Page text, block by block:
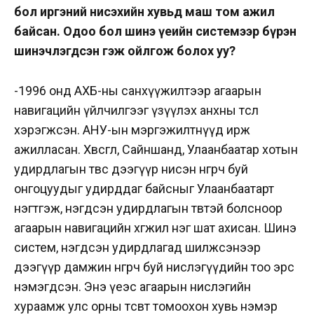
бол иргэний нисэхийн хувьд маш том ажил
байсан. Одоо бол шинэ үеийн системээр бүрэн
шинэчлэгдсэн гэж ойлгож болох уу?
-1996 онд АХБ-ны санхүүжилтээр агаарын
навигацийн үйлчилгээг үзүүлэх анхны төсөл
хэрэгжсэн. АНУ-ын мэргэжилтнүүд ирж
ажилласан. Хөвсгөл, Сайншанд, Улаанбаатар хотын
удирдлагын төвөөс дээгүүр нисэн өнгөрч буй
онгоцуудыг удирддаг байсныг Улаанбаатарт
нэгтгэж, нэгдсэн удирдлагын төвтэй болсноор
агаарын навигацийн хөгжил нэг шат ахисан. Шинэ
систем, нэгдсэн удирдлагад шилжсэнээр
дээгүүр дамжин өнгөрч буй нислэгүүдийн тоо эрс
нэмэгдсэн. Энэ үеэс агаарын нислэгийн
хураамж улс орны төсөвт томоохон хувь нэмэр